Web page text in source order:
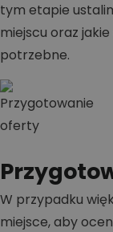
tym etapie
miejscu oraz
potrzebne.
W przypadku
miejsce, aby